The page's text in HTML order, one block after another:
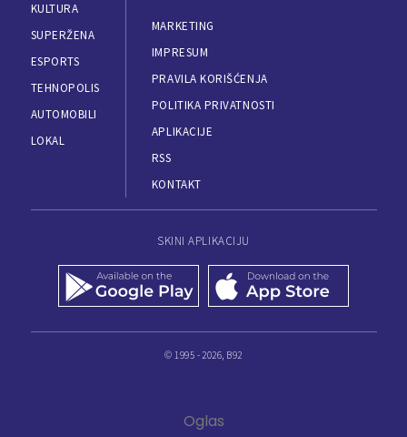
KULTURA
SUPERŽENA
ESPORTS
TEHNOPOLIS
AUTOMOBILI
LOKAL
MARKETING
IMPRESUM
PRAVILA KORIŠĆENJA
POLITIKA PRIVATNOSTI
APLIKACIJE
RSS
KONTAKT
SKINI APLIKACIJU
© 1995 - 2026, B92